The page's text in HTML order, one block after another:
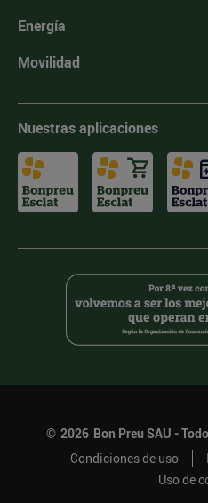
Energía
Movilidad
Nuestras aplicaciones
© 2026 Bon Preu SAU -
Condiciones de uso
Uso de